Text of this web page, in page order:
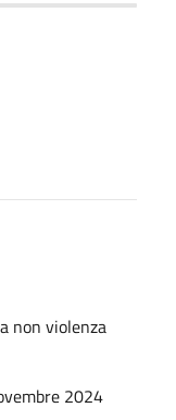
non violenza
2024